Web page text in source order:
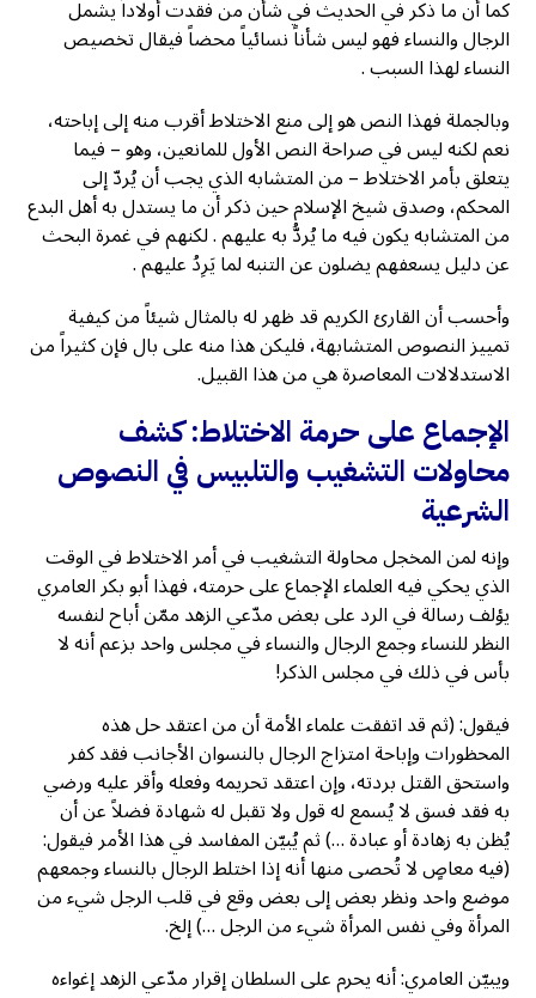
كما أن ما ذكر في الحديث في شأن من فقدت أولاداً يشمل
الرجال والنساء فهو ليس شأناً نسائياً محضاً فيقال تخصيص
النساء لهذا السبب .
وبالجملة فهذا النص هو إلى منع الاختلاط أقرب منه إلى إباحته،
نعم لكنه ليس في صراحة النص الأول للمانعين، وهو – فيما
يتعلق بأمر الاختلاط – من المتشابه الذي يجب أن يُردّ إلى
المحكم، وصدق شيخ الإسلام حين ذكر أن ما يستدل به أهل البدع
من المتشابه يكون فيه ما يُردُّ به عليهم . لكنهم في غمرة البحث
عن دليل يسعفهم يضلون عن التنبه لما يَرِدُ عليهم .
وأحسب أن القارئ الكريم قد ظهر له بالمثال شيئاً من كيفية
تمييز النصوص المتشابهة، فليكن هذا منه على بال فإن كثيراً من
الاستدلالات المعاصرة هي من هذا القبيل.
الإجماع على حرمة الاختلاط: كشف
محاولات التشغيب والتلبيس في النصوص
الشرعية
وإنه لمن المخجل محاولة التشغيب في أمر الاختلاط في الوقت
الذي يحكي فيه العلماء الإجماع على حرمته، فهذا أبو بكر العامري
يؤلف رسالة في الرد على بعض مدّعي الزهد ممّن أباح لنفسه
النظر للنساء وجمع الرجال والنساء في مجلس واحد بزعم أنه لا
بأس في ذلك في مجلس الذكر!
فيقول: (ثم قد اتفقت علماء الأمة أن من اعتقد حل هذه
المحظورات وإباحة امتزاج الرجال بالنسوان الأجانب فقد كفر
واستحق القتل بردته، وإن اعتقد تحريمه وفعله وأقر عليه ورضي
به فقد فسق لا يُسمع له قول ولا تقبل له شهادة فضلاً عن أن
يُظن به زهادة أو عبادة …) ثم يُبيّن المفاسد في هذا الأمر فيقول:
(فيه معاصٍ لا تُحصى منها أنه إذا اختلط الرجال بالنساء وجمعهم
موضع واحد ونظر بعض إلى بعض وقع في قلب الرجل شيء من
المرأة وفي نفس المرأة شيء من الرجل …) إلخ.
ويبيّن العامري: أنه يحرم على السلطان إقرار مدّعي الزهد إغواءه